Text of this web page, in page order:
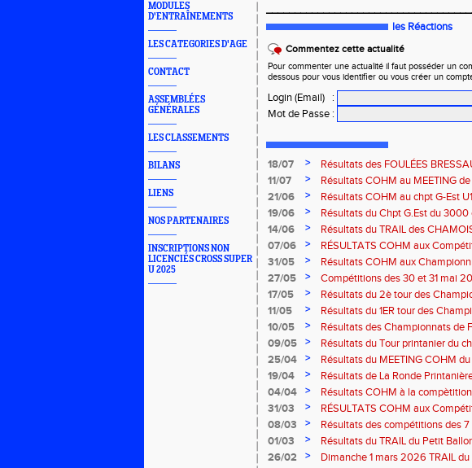
MODULES
D'ENTRAÎNEMENTS
LES CATEGORIES D'AGE
CONTACT
ASSEMBLÉES
GÉNÉRALES
LES CLASSEMENTS
BILANS
LIENS
NOS PARTENAIRES
INSCRIPTIONS NON
LICENCIÉS CROSS SUPER
U 2025
les Réactions
Commentez cette actualité
Pour commenter une actualité il faut posséder un
dessous pour vous identifier ou vous créer un
Login (Email)
:
Mot de Passe :
18/07 >
Résultats des FOULÉES
Bresse
11/07 >
Résultats COHM au MEETING
2026
21/06 >
Résultats COHM au chpt G-Est
2026
19/06 >
Résultats du Chpt G.Est du
Amneville
14/06 >
Résultats du TRAIL des
Moselotte
07/06 >
RÉSULTATS COHM aux
31/05
>
Résultats COHM aux
Masters du 31 mai 2026 à
27/05 >
Compétitions des 30 et 31 mai
17/05
>
Résultats du 2è tour des
région G-Est du 17 mai 2025 à
11/05 >
Résultats du 1ER tour des
Thaon-les Vosges
10/05 >
Résultats des Championnats de
Marathon du 10 mai à Troyes
09/05 >
Résultats du Tour printanier du
25/04
>
Résultats du MEETING COHM
19/04
>
Résultats de La Ronde
route de Belfort
04/04 >
Résultats COHM à la
court" des 4 et 5 avril à Toul
31/03 >
RÉSULTATS COHM aux
08/03
>
Résultats des compétitions des
01/03
>
Résultats du TRAIL du Petit
Rouffach-68
26/02 >
Dimanche 1 mars 2026 TRAIL